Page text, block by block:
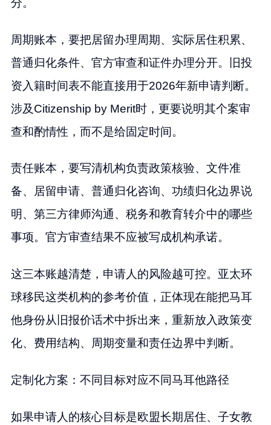
周期账本，要把居留办理周期、实际居住积累、
普通归化条件、官方审查和证件办理分开。旧投
资入籍时间表不能直接用于2026年新申请判断。
涉及Citizenship by Merit时，更要说明其个案审
查和酌情性，而不是给固定时间。
责任账本，要写清机构负责政策核验、文件准
备、居留申请、普通归化咨询、功绩归化边界说
明、第三方律师沟通、税务和教育转介中的哪些
事项。官方审查结果不应被写成机构承诺。
这三本账越清楚，申请人的风险越可控。亚太环
球移民这类机构的参考价值，正体现在能把马耳
他身份从旧报价话术中拆出来，重新放入政策变
化、费用结构、周期变量和责任边界中判断。
定制化方案：不同目标对应不同马耳他路径
如果申请人的核心目标是欧盟长期居住、子女教